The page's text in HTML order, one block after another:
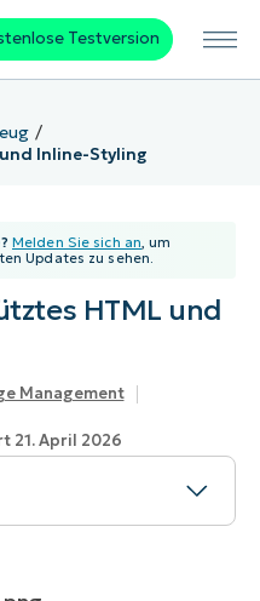
Testversion
Inline-Styling
Melden Sie sich an, um
Updates zu sehen.
HTML und
Management
21. April 2026
Editors in